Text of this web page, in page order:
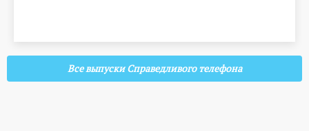
Все выпуски Справедливого телефона